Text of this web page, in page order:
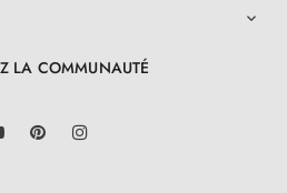

LA COMMUNAUTÉ
YouTube Pinterest